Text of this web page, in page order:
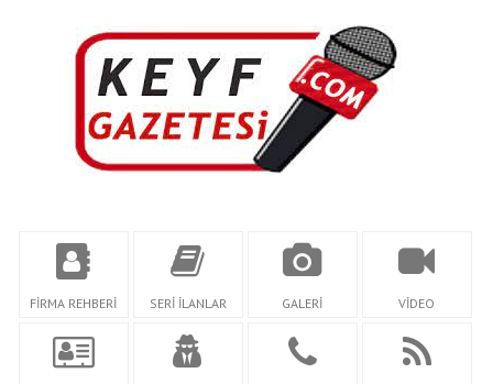
FİRMA REHBERİ SERİ İLANLAR GALERİ VİDEO